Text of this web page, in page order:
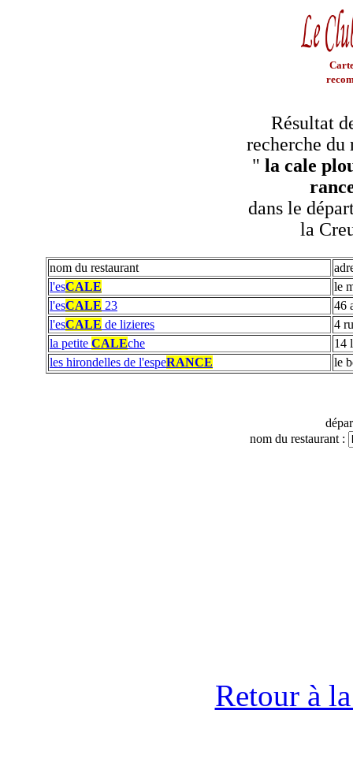
Résultat
recherche du
" la cale
dans le
la
nom du restaurant
l'esCALE
le
l'esCALE 23
46
l'esCALE de lizieres
4
la petite CALEche
14
les hirondelles de l'espeRANCE le
nom du restaurant :
Retour à